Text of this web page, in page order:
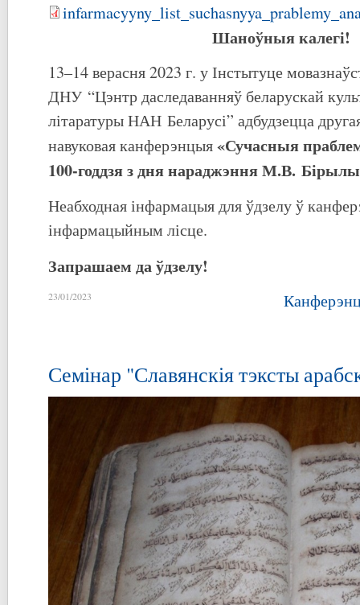
Шаноўныя калегі!
13–14 верасня 2023 г. у Інстытуце
ДНУ “Цэнтр даследаванняў беларускай
літаратуры НАН Беларусі” адбудзецца
навуковая канферэнцыя«Сучасныя
100-годдзя з дня нараджэння М.В.
Неабходная інфармацыя для ўдзелу ў
інфармацыйным лісце.
Запрашаем да ўдзелу!
23/01/2023
Семінар "Славянскія тэксты